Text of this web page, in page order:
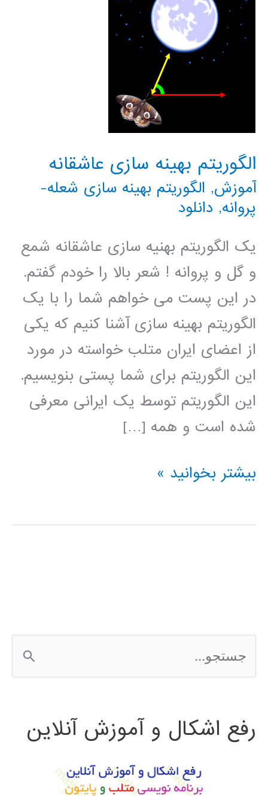
الگوریتم بهینه سازی عاشقانه
آموزش, الگوریتم بهینه سازی شعله-
پروانه, دانلود
یک الگوریتم بهنیه سازی عاشقانه شمع
و گل و پروانه ! شعر بالا را خودم گفتم.
در این پست می خواهم شما را با یک
الگوریتم بهینه سازی آشنا کنیم که یکی
از اعضای ایران متلب خواسته در مورد
این الگوریتم برای شما پستی بنویسیم.
این الگوریتم توسط یک ایرانی معرفی
شده است و همه […]
الگوریتم
سازی
بیشتر بخوانید »
س
ج
رفع اشکال و آموزش آنلاین